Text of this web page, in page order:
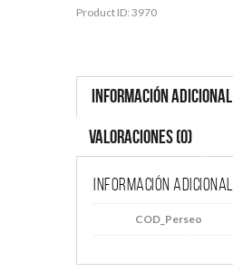
Product ID: 3970
Información adicional
Valoraciones (0)
Información adicional
COD_Perseo